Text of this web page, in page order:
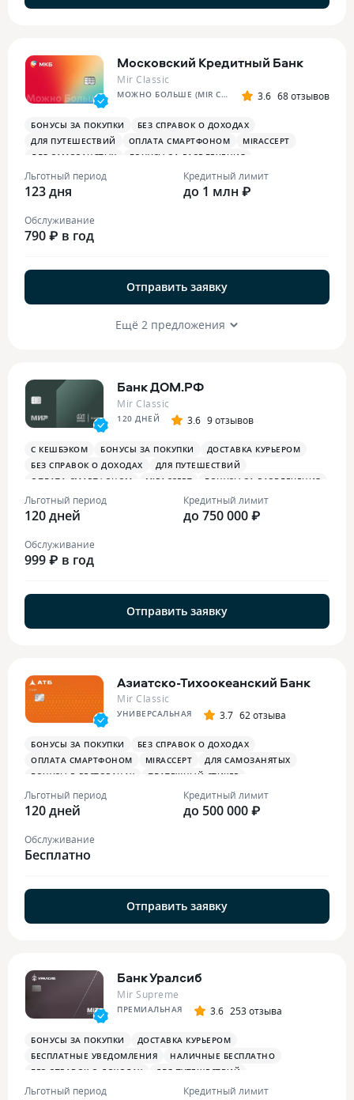
Московский Кредитный Банк
Mir Classic
МОЖНО БОЛЬШЕ (MIR CLASSIC) 3.6 68 отзывов
БОНУСЫ ЗА ПОКУПКИ
БЕЗ СПРАВОК О ДОХОДАХ
ДЛЯ ПУТЕШЕСТВИЙ
ОПЛАТА СМАРТФОНОМ
MIRACCEPT
ДЛЯ САМОЗАНЯТЫХ
БОНУСЫ ЗА РАЗВЛЕЧЕНИЯ
Льготный период
123 дня
Кредитный лимит
до 1 млн ₽
Обслуживание
790 ₽ в год
Отправить заявку
Ещё 2 предложения
Банк ДОМ.РФ
Mir Classic
120 ДНЕЙ 3.6 9 отзывов
С КЕШБЭКОМ БОНУСЫ ЗА ПОКУПКИ
ДОСТАВКА КУРЬЕРОМ
БЕЗ СПРАВОК О ДОХОДАХ
ДЛЯ ПУТЕШЕСТВИЙ
ОПЛАТА СМАРТФОНОМ
MIRACCEPT
БОНУСЫ ЗА РАЗВЛЕЧЕНИЯ
БОНУСЫ В РЕСТОРАНАХ
Льготный период
120 дней
Кредитный лимит
до 750 000 ₽
Обслуживание
999 ₽ в год
Отправить заявку
Азиатско-Тихоокеанский Банк
Mir Classic
УНИВЕРСАЛЬНАЯ 3.7 62 отзыва
БОНУСЫ ЗА ПОКУПКИ
БЕЗ СПРАВОК О ДОХОДАХ
ОПЛАТА СМАРТФОНОМ
MIRACCEPT
ДЛЯ САМОЗАНЯТЫХ
БОНУСЫ В РЕСТОРАНАХ
ПЛАТЕЖНЫЙ СТИКЕР
Льготный период
120 дней
Кредитный лимит
до 500 000 ₽
Обслуживание
Бесплатно
Отправить заявку
Банк Уралсиб
Mir Supreme
ПРЕМИАЛЬНАЯ 3.6 253 отзыва
БОНУСЫ ЗА ПОКУПКИ
ДОСТАВКА КУРЬЕРОМ
БЕСПЛАТНЫЕ УВЕДОМЛЕНИЯ
НАЛИЧНЫЕ БЕСПЛАТНО
БЕЗ СПРАВОК О ДОХОДАХ
ДЛЯ ПУТЕШЕСТВИЙ
ОПЛАТА СМАРТФОНОМ
MIRACCEPT
БИЗНЕС-ЗАЛЫ
Льготный период Кредитный лимит